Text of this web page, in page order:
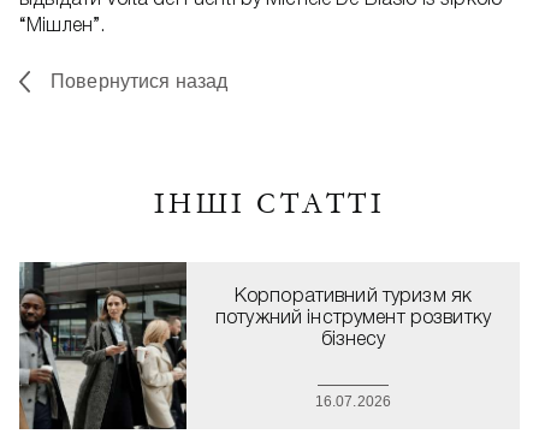
“Мішлен”.
Повернутися назад
ІНШІ СТАТТІ
Корпоративний туризм як
потужний інструмент розвитку
бізнесу
16.07.2026